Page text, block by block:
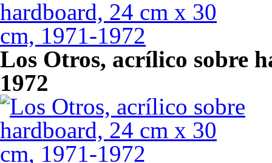
Los Otros, acrílico sobre
1972